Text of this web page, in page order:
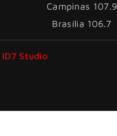
Campinas 107.9
Brasília 106.7
ID7 Studio